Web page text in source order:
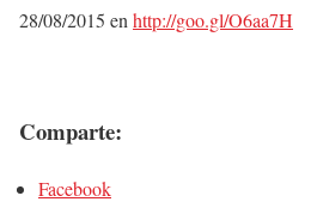
28/08/2015 en http://goo.gl/O6aa7H
Comparte:
Facebook